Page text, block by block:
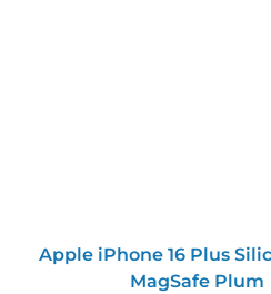
Apple iPhone 16 Plus
MagSafe Plum